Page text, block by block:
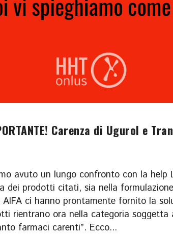
Carenza di Ugurol e
avuto un lungo confronto con la help
dei prodotti citati, sia nella
ci hanno prontamente fornito la
rientrano ora nella categoria soggetta
farmaci carenti”. Ecco...